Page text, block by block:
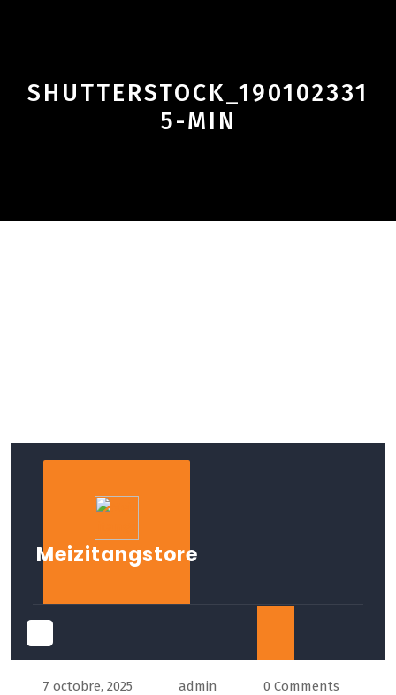
SHUTTERSTOCK_190102331
5-MIN
Meizitangstore
Open
7 octobre, 2025 admin
0 Comments